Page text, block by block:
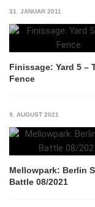
31. JANUAR 2011
Finissage: Yard 5 –
Fence
9. AUGUST 2021
Mellowpark: Berlin
Battle 08/2021